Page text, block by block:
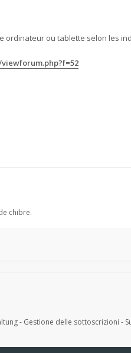
ordinateur ou tablette selon les
chibre.
- Gestione delle sottoscrizioni -